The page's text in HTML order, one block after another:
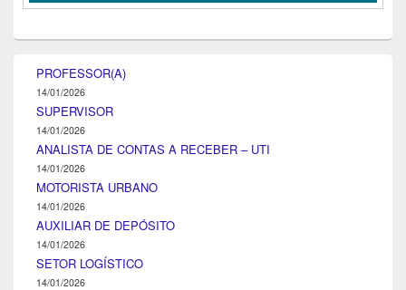
PROFESSOR(A)
14/01/2026
SUPERVISOR
14/01/2026
ANALISTA DE CONTAS A RECEBER – UTI
14/01/2026
MOTORISTA URBANO
14/01/2026
AUXILIAR DE DEPÓSITO
14/01/2026
SETOR LOGÍSTICO
14/01/2026